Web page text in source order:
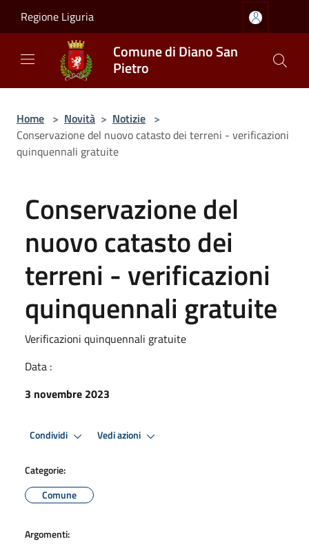
Regione Liguria
Comune di Diano San
Pietro
Home > Novità > Notizie >
Conservazione del nuovo catasto dei terreni - verificazioni
quinquennali gratuite
Conservazione del
nuovo catasto dei
terreni - verificazioni
quinquennali gratuite
Verificazioni quinquennali gratuite
Data :
3 novembre 2023
Condividi Vedi azioni
Categorie:
Comune
Argomenti: